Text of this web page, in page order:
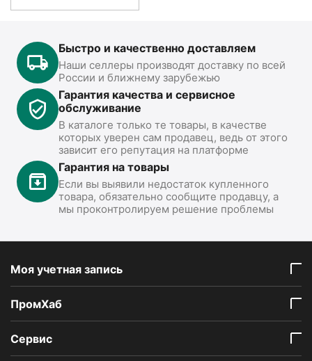
Быстро и качественно доставляем
Наши селлеры производят доставку по всей
России и ближнему зарубежью
Гарантия качества и сервисное
обслуживание
В каталоге только те товары, в качестве
которых уверен сам продавец, ведь от этого
зависит его репутация на платформе
Гарантия на товары
Если вы выявили недостаток купленного
товара, обязательно сообщите продавцу, а
мы проконтролируем решение проблемы
Моя учетная запись
ПромХаб
Сервис